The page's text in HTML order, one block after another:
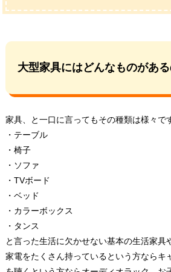
大型家具にはどんなものがある
家具、と一口に言ってもその種類は様々で
・テーブル
・椅子
・ソファ
・TVボード
・ベッド
・カラーボックス
・タンス
と言った生活に欠かせない基本の生活家具
家電をたくさん持っているという方ならキ